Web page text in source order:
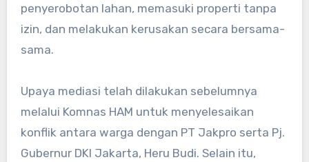
penyerobotan lahan, memasuki properti tanpa
izin, dan melakukan kerusakan secara bersama-
sama.
Upaya mediasi telah dilakukan sebelumnya
melalui Komnas HAM untuk menyelesaikan
konflik antara warga dengan PT Jakpro serta Pj.
Gubernur DKI Jakarta, Heru Budi. Selain itu,